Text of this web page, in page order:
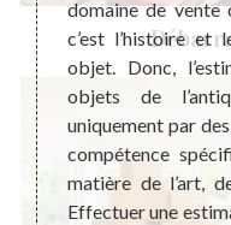
Par
ce
de
de
domaine de vente
c’est l’histoire et
objet. Donc,
objets de
uniquement par
compétence
matière de l’art,
Effectuer une